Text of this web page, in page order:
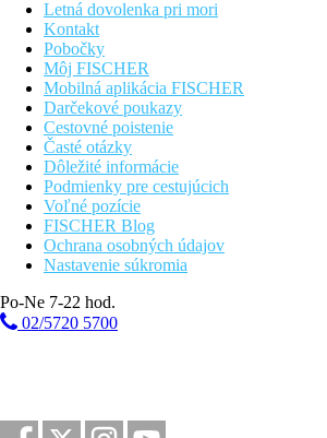
Letná dovolenka pri mori
Kontakt
Pobočky
Môj FISCHER
Mobilná aplikácia FISCHER
Darčekové poukazy
Cestovné poistenie
Časté otázky
Dôležité informácie
Podmienky pre cestujúcich
Voľné pozície
FISCHER Blog
Ochrana osobných údajov
Nastavenie súkromia
Po-Ne 7-22 hod.
02/5720 5700